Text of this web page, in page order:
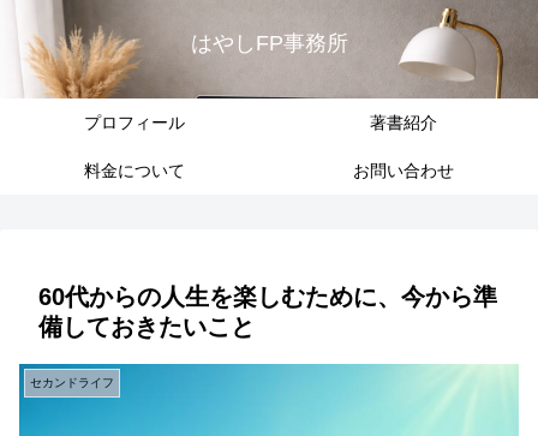
はやしFP事務所
プロフィール 著書紹介
料金について お問い合わせ
60代からの人生を楽しむために、今から準
備しておきたいこと
セカンドライフ